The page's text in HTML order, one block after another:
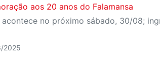
aos 20 anos do Falamansa
2025